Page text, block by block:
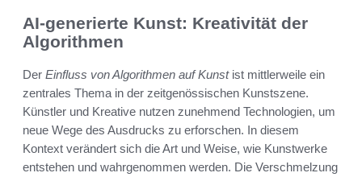
AI-generierte Kunst: Kreativität der
Algorithmen
Der Einfluss von Algorithmen auf Kunstist mittlerweile ein
zentrales Thema in der zeitgenössischen Kunstszene.
Künstler und Kreative nutzen zunehmend Technologien, um
neue Wege des Ausdrucks zu erforschen. In diesem
Kontext verändert sich die Art und Weise, wie Kunstwerke
entstehen und wahrgenommen werden. Die Verschmelzung